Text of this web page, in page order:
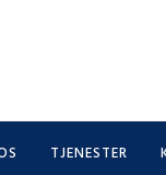
TJENESTER